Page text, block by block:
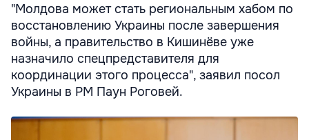
"Молдова может стать региональным хабом по
восстановлению Украины после завершения
войны, а правительство в Кишинёве уже
назначило спецпредставителя для
координации этого процесса", заявил посол
Украины в РМ Паун Роговей.